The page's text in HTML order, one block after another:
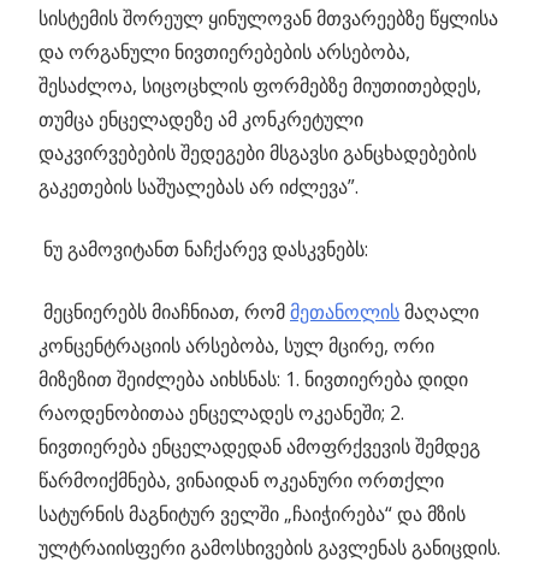
სისტემის შორეულ ყინულოვან მთვარეებზე წყლისა
და ორგანული ნივთიერებების არსებობა,
შესაძლოა, სიცოცხლის ფორმებზე მიუთითებდეს,
თუმცა ენცელადეზე ამ კონკრეტული
დაკვირვებების შედეგები მსგავსი განცხადებების
გაკეთების საშუალებას არ იძლევა”.
ნუ გამოვიტანთ ნაჩქარევ დასკვნებს:
მეცნიერებს მიაჩნიათ, რომმეთანოლისმაღალი
კონცენტრაციის არსებობა, სულ მცირე, ორი
მიზეზით შეიძლება აიხსნას: 1. ნივთიერება დიდი
რაოდენობითაა ენცელადეს ოკეანეში; 2.
ნივთიერება ენცელადედან ამოფრქვევის შემდეგ
წარმოიქმნება, ვინაიდან ოკეანური ორთქლი
სატურნის მაგნიტურ ველში „ჩაიჭირება“ და მზის
ულტრაიისფერი გამოსხივების გავლენას განიცდის.